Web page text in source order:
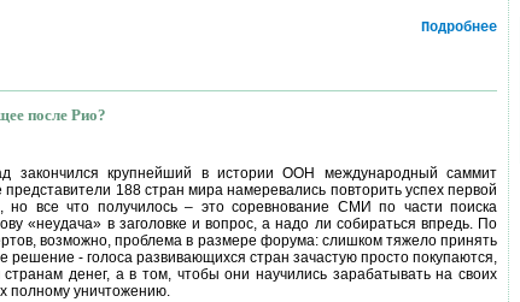
Подробнее
после Рио?
закончился крупнейший в истории ООН международный саммит
представители 188 стран мира намеревались повторить успех первой
но все что получилось – это соревнование СМИ по части поиска
«неудача» в заголовке и вопрос, а надо ли собираться впредь. По
возможно, проблема в размере форума: слишком тяжело принять
решение - голоса развивающихся стран зачастую просто покупаются,
денег, а в том, чтобы они научились зарабатывать на своих
полному уничтожению.